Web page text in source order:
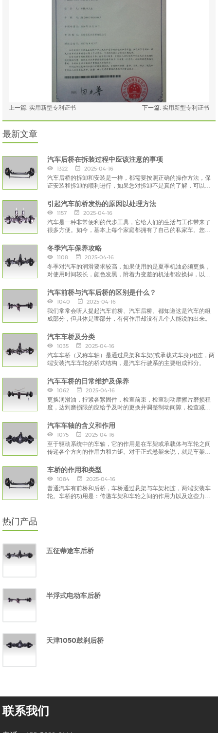
上一篇: 实用新型专利证书 下一篇: 实用新型专利证书
最新文章
汽车后桥在拆装过程中应该注意的事项
1322
2025-04-16
汽车后桥的拆卸和安装是一样，都需要按照正确的操作方法，保
证安装和拆卸的顺利进行，如果您对拆卸不是真的了解，可以寻
汽车后桥造成严重伤害。
引起汽车前桥发热的原因以处理方法
1157
2025-04-16
汽车是一种非常便利的代步工具，它给人们的生活与工作带来了
很多方便。如今，基本上每个家庭都拥有了自己的私家车。您知
冬季汽车保养攻略
1108
2025-04-16
冬季对汽车的润滑要求较高，如果使用的是夏季机油必须更换，
对使用时间较长，颜色发黑，附着力变差的机油都应换掉，以保
汽车前桥与汽车后桥的区别是什么？
1040
2025-04-16
我们常常会听人提起汽车前桥、汽车后桥。都知道这是汽车的组
成部分，但具体是哪部分，有何作用却没有几个人能说的出来。
汽车车桥及分类
1035
2025-04-16
汽车车桥（又称车轴）是通过悬架和车架(或承载式车身)相连，两
端安装汽车车轮的桥式结构，是汽车行驶系的主要组成部分。
汽车车桥的日常维护及保养
1062
2025-04-16
更换润滑油，拧紧各紧固件，检查前束，检查制动摩擦片磨损程
度，达到磨损限的应给予及时的更换并调整制动间隙，检查减速
汽车车轴的含义和作用
1075
2025-04-16
至于驱动系统中的车轴，它的作用是在车架或承载体与车轮之间
传递各个方向的作用力和力矩。对于正式悬架来说，就是车架或
意思呢？
车桥的作用和类型
1084
2025-04-16
普通汽车有前桥和后桥，车桥通过悬架与车架相连，两端安装车
轮。车桥的功用是：传递车架和车轮之间的作用力以及这些力所
热门产品
五征蒂途车后桥
半浮式电动车后桥
天津1050鼓刹后桥
联系我们